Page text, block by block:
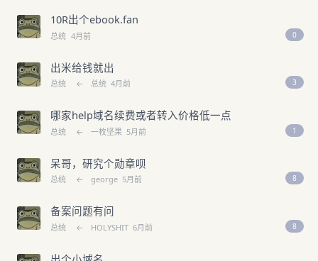
10R出个ebook.fan
总统 4月前 0
出米给钱就出
总统 ← 总统 4月前 3
哪家help域名续费或者转入价格低一点
总统 ← 一枚坚果 5月前 1
呆哥，研究个勋章呗
总统 ← george 5月前 8
备案问题有问
总统 ← HOLYSHIT 6月前 8